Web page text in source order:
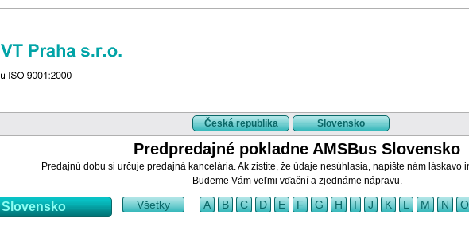
Česká republika Slovensko
Predpredajné pokladne AMSBus Slovensko
Predajnú dobu si určuje predajná kancelária. Ak zistíte, že údaje nesúhlasia, napíšte nám láskavo
Budeme Vám veľmi vďační a zjednáme nápravu.
Slovensko Všetky A B C D E F G H I J K L M N O